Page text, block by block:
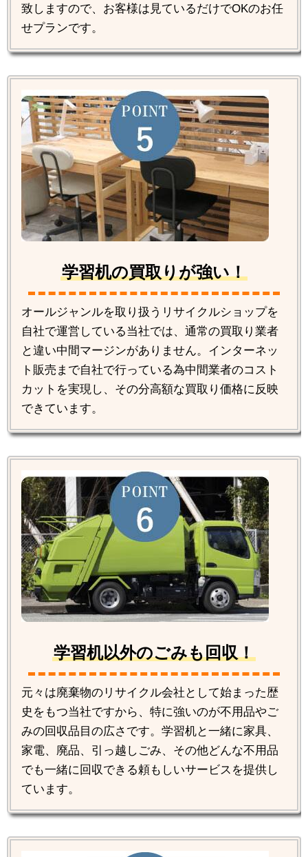
致しますので、お客様は見ているだけでOKのお任
せプランです。
学習机の買取りが強い！
オールジャンルを取り扱うリサイクルショップを
自社で運営している当社では、通常の買取り業者
と違い中間マージンがありません。インターネッ
ト販売まで自社で行っている為中間業者のコスト
カットを実現し、その分高額な買取り価格に反映
できています。
学習机以外のごみも回収！
元々は廃棄物のリサイクル会社として始まった歴
史をもつ当社ですから、特に強いのが不用品やご
みの回収品目の広さです。学習机と一緒に家具、
家電、廃品、引っ越しごみ、その他どんな不用品
でも一緒に回収できる頼もしいサービスを提供し
ています。